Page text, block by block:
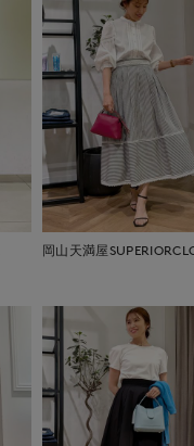
岡山天満屋